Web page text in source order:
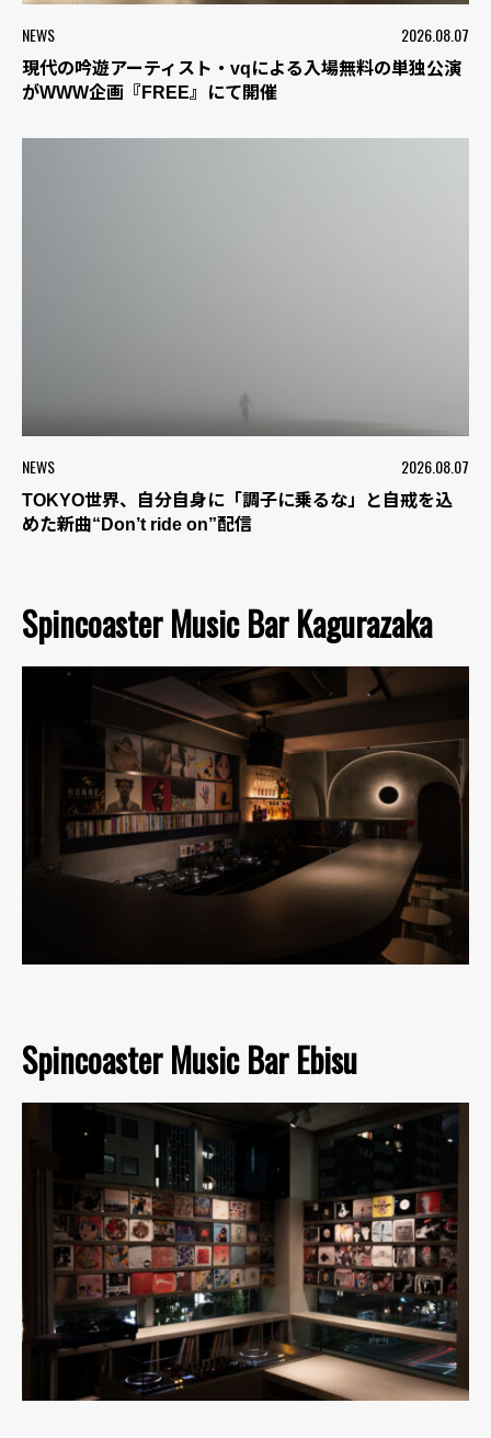
NEWS 2026.08.07
現代の吟遊アーティスト・vqによる入場無料の単独公演
がWWW企画『FREE』にて開催
NEWS 2026.08.07
TOKYO世界、自分自身に「調子に乗るな」と自戒を込
めた新曲“Don’t ride on”配信
Spincoaster Music Bar Kagurazaka
Spincoaster Music Bar Ebisu